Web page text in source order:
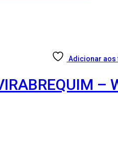
Adicionar aos
–